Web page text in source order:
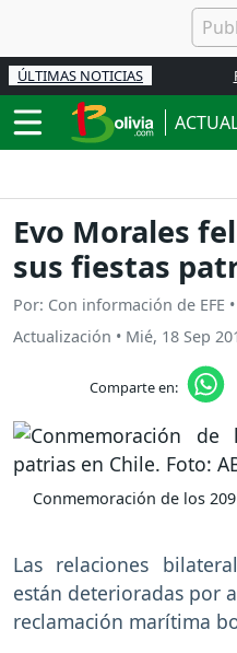
ÚLTIMAS NOTICIAS
Evo Morales
sus fiestas
Por: Con información de EFE
Actualización • Mié, 18 Sep
Comparte en:
Conmemoración de los
Las relaciones
están deterioradas por
reclamación marítima